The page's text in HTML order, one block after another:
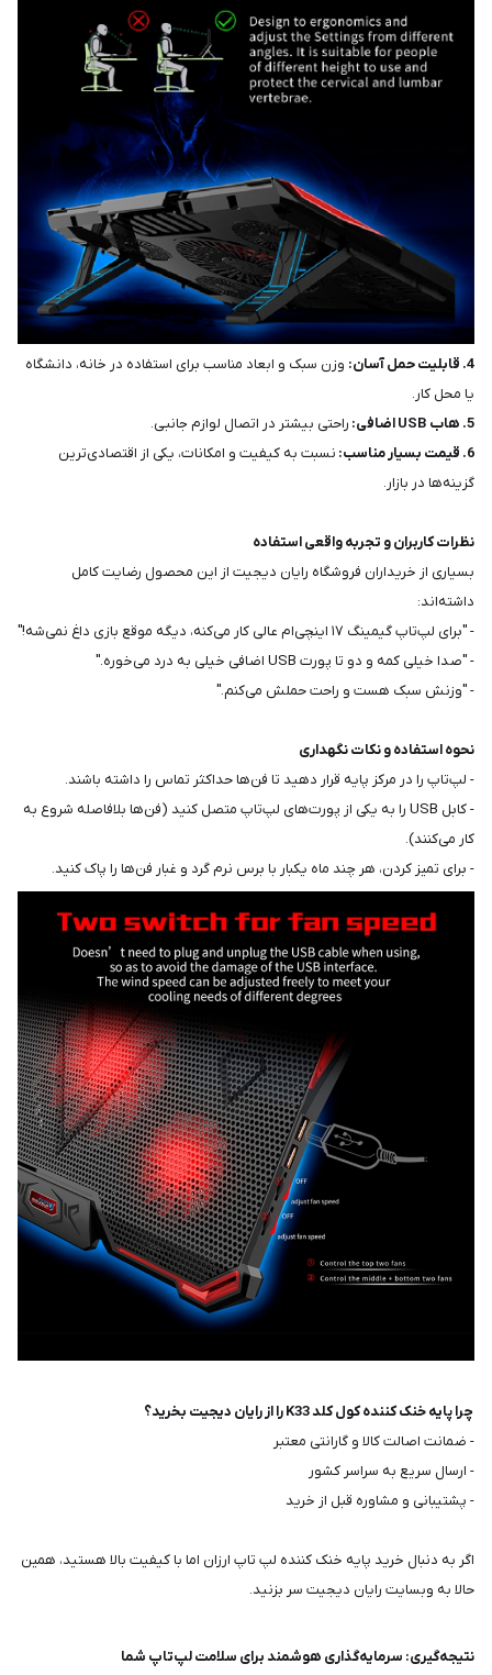
4. قابلیت حمل آسان:
وزن سبک و ابعاد مناسب برای استفاده در خانه، دانشگاه
یا محل کار.
5. هاب USB اضافی:
راحتی بیشتر در اتصال لوازم جانبی.
6. قیمت بسیار مناسب:
نسبت به کیفیت و امکانات، یکی از اقتصادی‌ترین
گزینه‌ها در بازار.
نظرات کاربران و تجربه واقعی استفاده
بسیاری از خریداران فروشگاه رایان دیجیت از این محصول رضایت کامل
داشته‌اند:
- "برای لپ‌تاپ گیمینگ ۱۷ اینچی‌ام عالی کار می‌کنه، دیگه موقع بازی داغ نمی‌شه!"
- "صدا خیلی کمه و دو تا پورت USB اضافی خیلی به درد می‌خوره."
- "وزنش سبک هست و راحت حملش می‌کنم."
نحوه استفاده و نکات نگهداری
- لپ‌تاپ را در مرکز پایه قرار دهید تا فن‌ها حداکثر تماس را داشته باشند.
- کابل USB را به یکی از پورت‌های لپ‌تاپ متصل کنید (فن‌ها بلافاصله شروع به
کار می‌کنند).
- برای تمیز کردن، هر چند ماه یکبار با برس نرم گرد و غبار فن‌ها را پاک کنید.
چرا پایه خنک کننده کول کلد K33 را از رایان دیجیت بخرید؟
- ضمانت اصالت کالا و گارانتی معتبر
- ارسال سریع به سراسر کشور
- پشتیبانی و مشاوره قبل از خرید
اگر به دنبال خرید پایه خنک کننده لپ تاپ ارزان اما با کیفیت بالا هستید، همین
حالا به وبسایت رایان دیجیت سر بزنید.
نتیجه‌گیری: سرمایه‌گذاری هوشمند برای سلامت لپ‌تاپ شما